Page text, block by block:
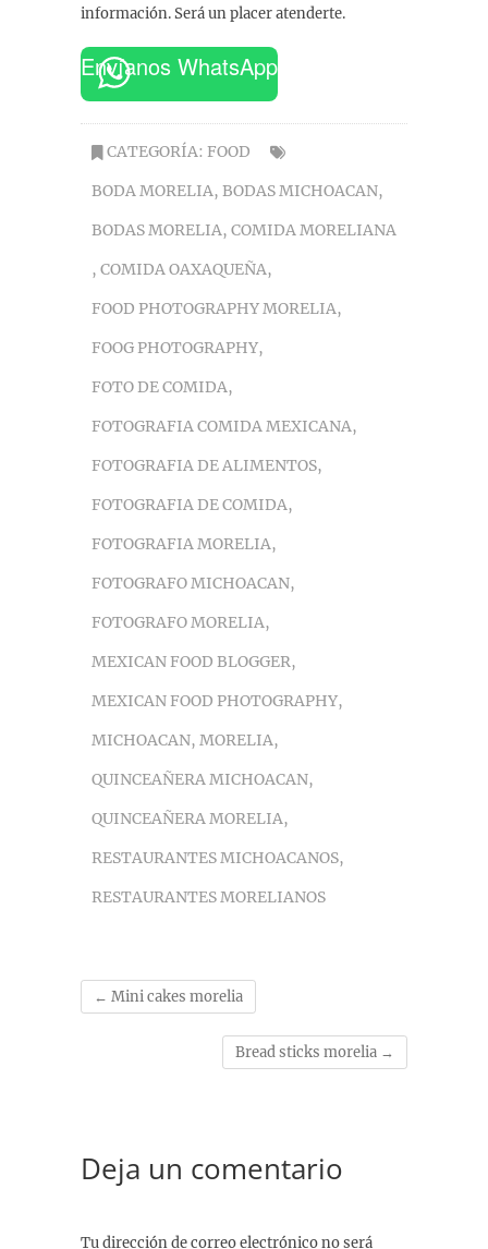
información. Será un placer atenderte.
Envíanos WhatsApp
CATEGORÍA: FOOD
BODA MORELIA, BODAS MICHOACAN,
BODAS MORELIA, COMIDA MORELIANA
, COMIDA OAXAQUEÑA,
FOOD PHOTOGRAPHY MORELIA,
FOOG PHOTOGRAPHY,
FOTO DE COMIDA,
FOTOGRAFIA COMIDA MEXICANA,
FOTOGRAFIA DE ALIMENTOS,
FOTOGRAFIA DE COMIDA,
FOTOGRAFIA MORELIA,
FOTOGRAFO MICHOACAN,
FOTOGRAFO MORELIA,
MEXICAN FOOD BLOGGER,
MEXICAN FOOD PHOTOGRAPHY,
MICHOACAN, MORELIA,
QUINCEAÑERA MICHOACAN,
QUINCEAÑERA MORELIA,
RESTAURANTES MICHOACANOS,
RESTAURANTES MORELIANOS
← Mini cakes morelia
Bread sticks morelia →
Deja un comentario
Tu dirección de correo electrónico no será